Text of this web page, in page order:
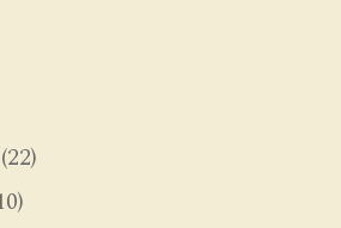
(22)